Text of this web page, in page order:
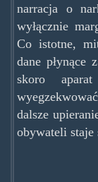
narracja o
wyłącznie
Co istotne,
dane płynące
skoro
dalsze
obywateli staje